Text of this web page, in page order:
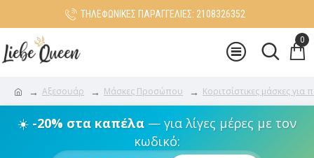
ΤΗΛΕΦΩΝΙΚΕΣ ΠΑΡΑΓΓΕΛΙΕΣ: 2108326352
0
Αξεσουάρ Μάσκες Προσώπου Κοριτσίστικες μάσκες για
☀️ -20% στα καπέλα— για λίγες μέρες με τον
κωδικό: